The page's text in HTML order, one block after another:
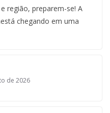
região, preparem-se! A
chegando em uma
de 2026